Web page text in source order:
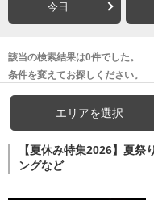
今日
該当の検索結果は0件でした。
条件を変えてお探しください。
エリアを選択
【夏休み特集2026】夏
ングなど